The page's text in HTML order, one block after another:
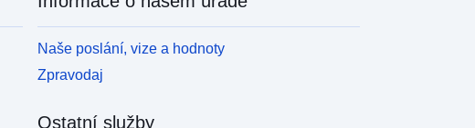
Naše poslání, vize a hodnoty
Zpravodaj
Ostatní služby